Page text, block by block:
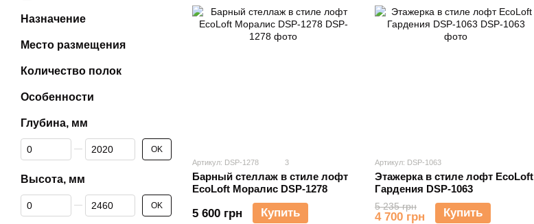
Артикул: DSP-1278 3
Барный стеллаж в стиле лофт
EcoLoft Моралис DSP-1278
5 600 грн Купить
Артикул: DSP-1063
Этажерка в стиле лофт EcoLoft
Гардения DSP-1063
5 235 грн
4 700 грн Купить
Назначение
Место размещения
Количество полок
Особенности
Глубина, мм
От Глубина, мм
До Глубина, мм OK
Высота, мм
От Высота, мм
До Высота, мм OK